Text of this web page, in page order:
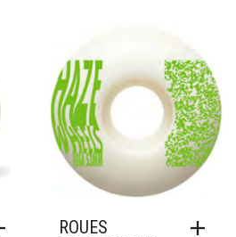
Ajouter à mes favoris
ROUES